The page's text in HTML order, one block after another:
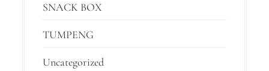
SNACK BOX
TUMPENG
Uncategorized